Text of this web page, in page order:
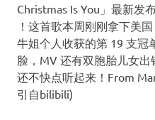
Christmas Is You」最新发
！这首歌本周刚刚拿下美
牛姐个人收获的第 19 支冠
脸，MV 还有双胞胎儿女
还不快点听起来！From
引自bilibili)